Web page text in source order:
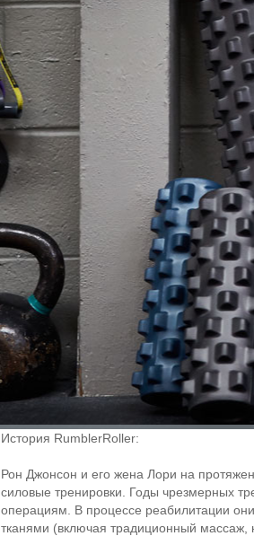
История RumblerRoller:
Рон Джонсон и его жена Лори на
силовые тренировки. Годы чрезмерных
операциям. В процессе реабилитации
тканями (включая традиционный массаж,